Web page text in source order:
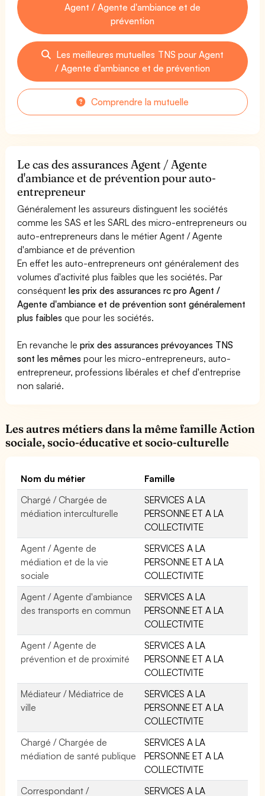
Agent / Agente d'ambiance et de
prévention
Les meilleures mutuelles TNS pour Agent
/ Agente d'ambiance et de prévention
Comprendre la mutuelle
Le cas des assurances Agent / Agente
d'ambiance et de prévention pour auto-
entrepreneur
Généralement les assureurs distinguent les sociétés
comme les SAS et les SARL des micro-entrepreneurs ou
auto-entrepreneurs dans le métier Agent / Agente
d'ambiance et de prévention
En effet les auto-entrepreneurs ont généralement des
volumes d'activité plus faibles que les sociétés. Par
conséquentles prix des assurances rc pro Agent /
Agente d'ambiance et de prévention sont généralement
plus faibles que pour les sociétés.
En revanche leprix des assurances prévoyances TNS
sont les mêmes pour les micro-entrepreneurs, auto-
entrepreneur, professions libérales et chef d'entreprise
non salarié.
Les autres métiers dans la même famille Action
sociale, socio-éducative et socio-culturelle
Nom du métier
Famille
Chargé / Chargée de
médiation interculturelle
SERVICES A LA
PERSONNE ET A LA
COLLECTIVITE
Agent / Agente de
médiation et de la vie
sociale
SERVICES A LA
PERSONNE ET A LA
COLLECTIVITE
Agent / Agente d'ambiance
des transports en commun
SERVICES A LA
PERSONNE ET A LA
COLLECTIVITE
Agent / Agente de
prévention et de proximité
SERVICES A LA
PERSONNE ET A LA
COLLECTIVITE
Médiateur / Médiatrice de
ville
SERVICES A LA
PERSONNE ET A LA
COLLECTIVITE
Chargé / Chargée de
médiation de santé publique
SERVICES A LA
PERSONNE ET A LA
COLLECTIVITE
Correspondant /
SERVICES A LA